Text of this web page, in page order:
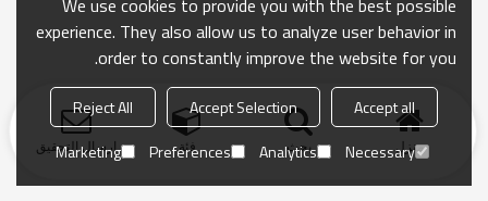
منزل بحث فئة ارسال التحقيق
experience. They also allow us to analyze user behavior in
order to constantly improve the website for you.
Accept all
Accept Selection
Reject All
Necessary
Analytics
Preferences
Marketing